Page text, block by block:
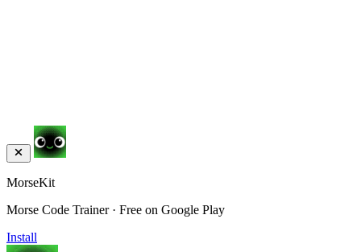
MorseKit
Morse Code Trainer · Free on Google Play
Install